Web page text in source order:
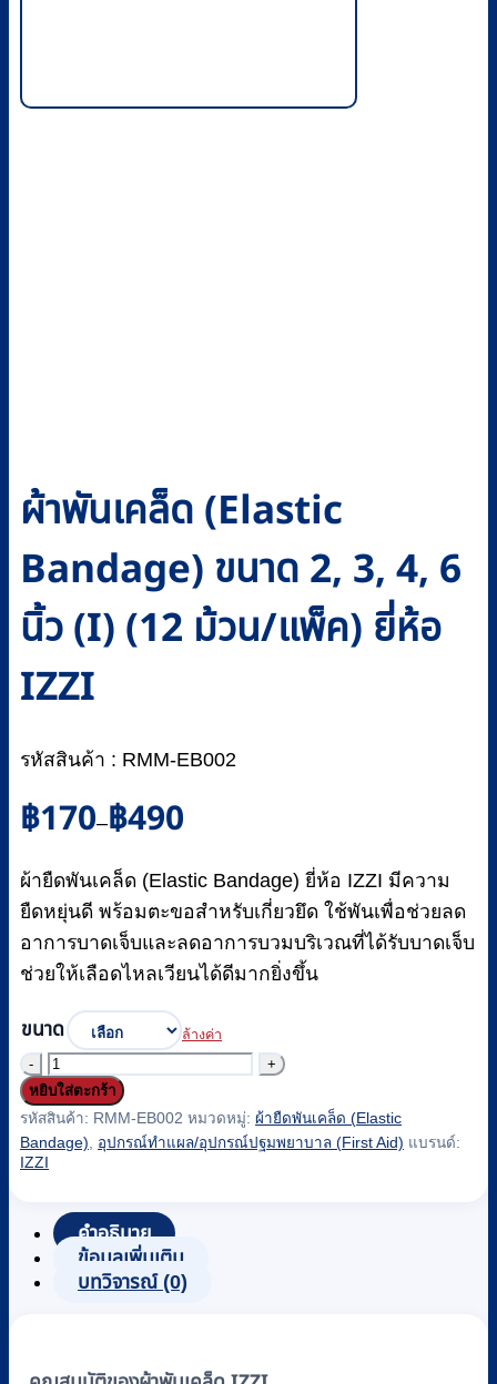
ผ้าพันเคล็ด (Elastic
Bandage) ขนาด 2, 3, 4, 6
นิ้ว (I) (12 ม้วน/แพ็ค) ยี่ห้อ
IZZI
รหัสสินค้า : RMM-EB002
฿170–฿490
Price
range:
through
฿490
ผ้ายืดพันเคล็ด (Elastic Bandage) ยี่ห้อ IZZI มีความ
ยืดหยุ่นดี พร้อมตะขอสำหรับเกี่ยวยึด ใช้พันเพื่อช่วยลด
อาการบาดเจ็บและลดอาการบวมบริเวณที่ได้รับบาดเจ็บ
ช่วยให้เลือดไหลเวียนได้ดีมากยิ่งขึ้น
ขนาด ล้างค่า
จำนวน
ผ้า
พัน
เคล็ด
Bandage)
ขนาด
หยิบใส่ตะกร้า
รหัสสินค้า: RMM-EB002 หมวดหมู่: ผ้ายืดพันเคล็ด (Elastic
Bandage)
อุปกรณ์ทำแผล/อุปกรณ์ปฐมพยาบาล (First Aid) แบรนด์:
IZZI
คำอธิบาย
ข้อมูลเพิ่มเติม
บทวิจารณ์ (0)